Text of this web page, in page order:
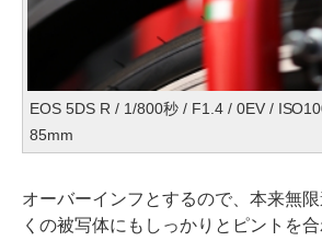
EOS 5DS R / 1/800秒 / F1.4 / 0EV /
85mm
オーバーインフとするので、本来無
くの被写体にもしっかりとピントを